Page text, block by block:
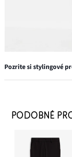
Pozrite si stylingové
29,99 €-11%
Blúzka bez
PODOBNÉ